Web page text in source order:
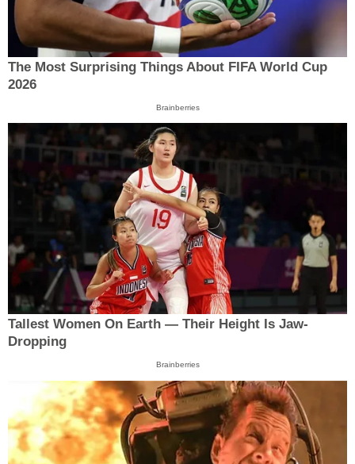
The Most Surprising Things About FIFA World Cup
2026
Brainberries
Tallest Women On Earth — Their Height Is Jaw-
Dropping
Brainberries